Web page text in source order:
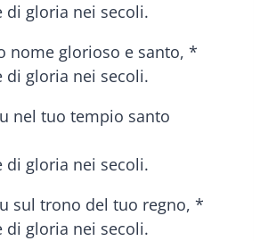
di gloria nei secoli.
nome glorioso e santo, *
di gloria nei secoli.
nel tuo tempio santo
di gloria nei secoli.
sul trono del tuo regno, *
di gloria nei secoli.